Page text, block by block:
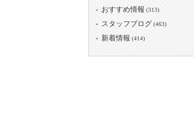
おすすめ情報 (313)
スタッフブログ (463)
新着情報 (414)